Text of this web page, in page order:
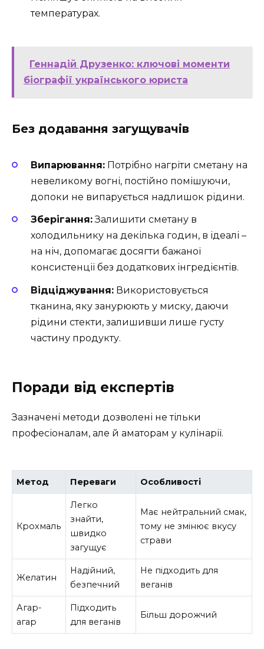
температурах.
Геннадій Друзенко: ключові моменти
біографії українського юриста
Без додавання загущувачів
Випарювання: Потрібно нагріти сметану на
невеликому вогні, постійно помішуючи,
допоки не випарується надлишок рідини.
Зберігання:Залишити сметану в
холодильнику на декілька годин, в ідеалі –
на ніч, допомагає досягти бажаної
консистенції без додаткових інгредієнтів.
Відціджування: Використовується
тканина, яку занурюють у миску, даючи
рідини стекти, залишивши лише густу
частину продукту.
Поради від експертів
Зазначені методи дозволені не тільки
професіоналам, але й аматорам у кулінарії.
Метод Переваги Особливості
Крохмаль
Легко
знайти,
швидко
загущує
Має нейтральний смак,
тому не змінює вкусу
страви
Желатин
Надійний,
безпечний
Не підходить для
веганів
Агар-
агар
Підходить
для веганів
Більш дорожчий